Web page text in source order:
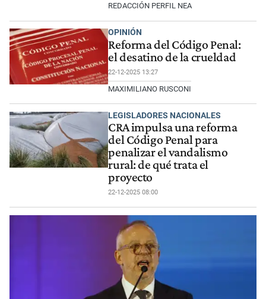
REDACCIÓN PERFIL NEA
OPINIÓN
Reforma del Código Penal:
el desatino de la crueldad
22-12-2025 13:27
MAXIMILIANO RUSCONI
LEGISLADORES NACIONALES
CRA impulsa una reforma
del Código Penal para
penalizar el vandalismo
rural: de qué trata el
proyecto
22-12-2025 08:00